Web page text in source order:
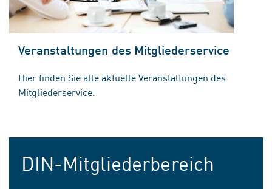
Veranstaltungen des Mitgliederservice
Hier finden Sie alle aktuelle Veranstaltungen des
Mitgliederservice.
DIN-Mitgliederbereich